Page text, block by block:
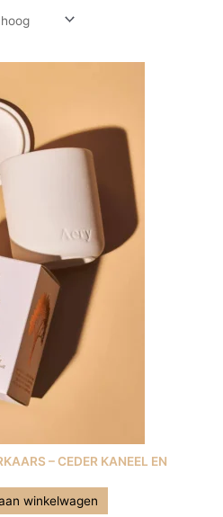
– CEDER KANEEL EN
winkelwagen